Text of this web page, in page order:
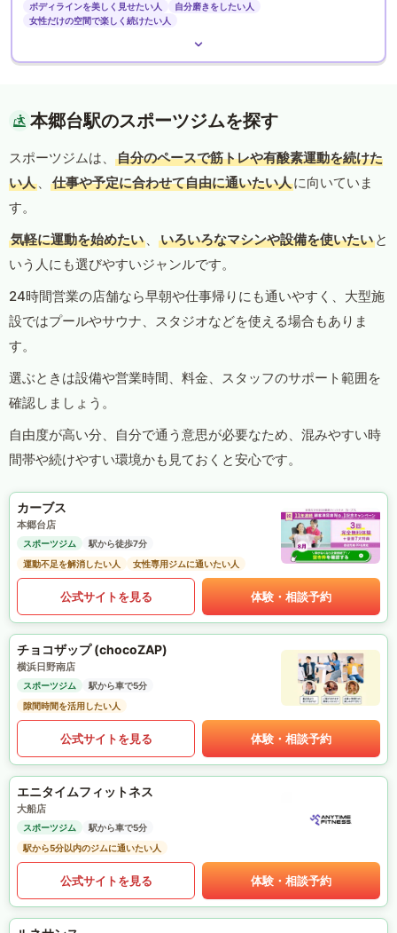
ボディラインを美しく見せたい人
自分磨きをしたい人
女性だけの空間で楽しく続けたい人
本郷台駅のスポーツジムを探す
スポーツジムは、
自分のペースで筋トレや有酸素運動を続けた
い人 、 仕事や予定に合わせて自由に通いたい人に向いていま
す。
気軽に運動を始めたい 、 いろいろなマシンや設備を使いたい と
いう人にも選びやすいジャンルです。
24時間営業の店舗なら早朝や仕事帰りにも通いやすく、大型施
設ではプールやサウナ、スタジオなどを使える場合もありま
す。
選ぶときは設備や営業時間、料金、スタッフのサポート範囲を
確認しましょう。
自由度が高い分、自分で通う意思が必要なため、混みやすい時
間帯や続けやすい環境かも見ておくと安心です。
カーブス
本郷台店
スポーツジム
駅から徒歩7分
運動不足を解消したい人
女性専用ジムに通いたい人
公式サイトを見る 体験・相談予約
チョコザップ (chocoZAP)
横浜日野南店
スポーツジム
駅から車で5分
隙間時間を活用したい人
公式サイトを見る 体験・相談予約
エニタイムフィットネス
大船店
スポーツジム
駅から車で5分
駅から5分以内のジムに通いたい人
公式サイトを見る 体験・相談予約